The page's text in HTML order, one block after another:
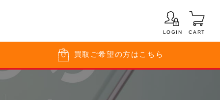
LOGIN CART
買取 ご希望の方はこちら